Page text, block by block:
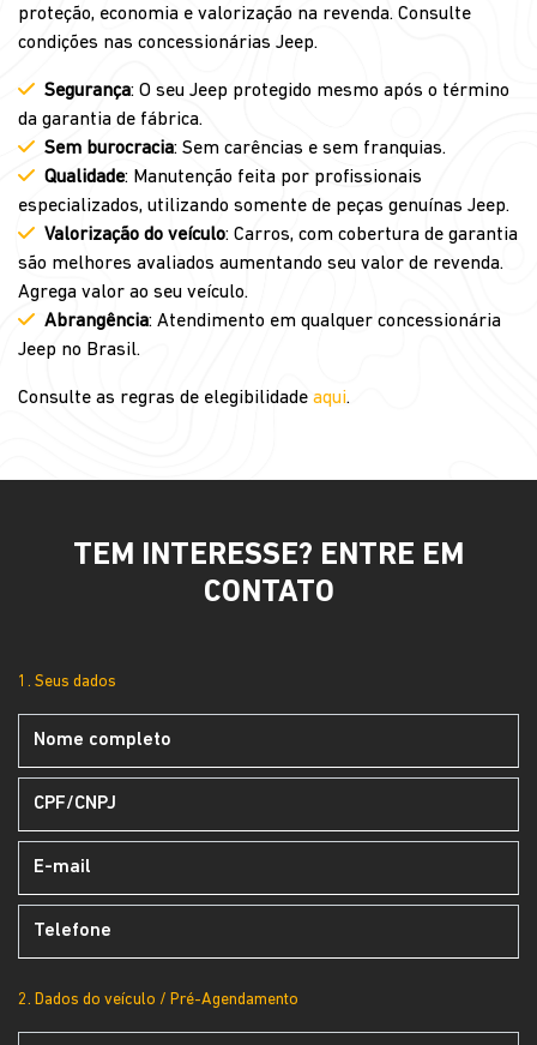
proteção, economia e valorização na revenda. Consulte
condições nas concessionárias Jeep.
Segurança: O seu Jeep protegido mesmo após o término
da garantia de fábrica.
Sem burocracia: Sem carências e sem franquias.
Qualidade: Manutenção feita por profissionais
especializados, utilizando somente de peças genuínas Jeep.
Valorização do veículo: Carros, com cobertura de garantia
são melhores avaliados aumentando seu valor de revenda.
Agrega valor ao seu veículo.
Abrangência: Atendimento em qualquer concessionária
Jeep no Brasil.
Consulte as regras de elegibilidade aqui.
TEM INTERESSE? ENTRE EM
CONTATO
1. Seus dados
2. Dados do veículo / Pré-Agendamento